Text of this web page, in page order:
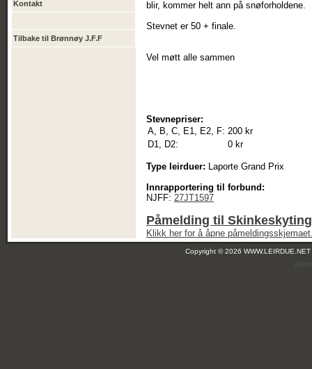
Kontakt
Tilbake til Brønnøy J.F.F
blir, kommer helt ann på snøforholdene.
Stevnet er 50 + finale.
Vel møtt alle sammen
Stevnepriser:
A, B, C, E1, E2, F: 200 kr
D1, D2:
0 kr
Type leirduer: Laporte Grand Prix
Innrapportering til forbund:
NJFF: 27JT1597
Påmelding til
Klikk her for å åpne
Copyright © 2026